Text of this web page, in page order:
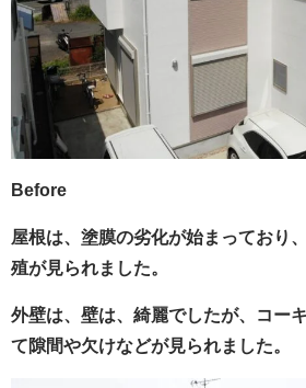
Before
屋根は、塗膜の劣化が始まっており
殖が見られました。
外壁は、壁は、綺麗でしたが、コー
て隙間や欠けなどが見られました。